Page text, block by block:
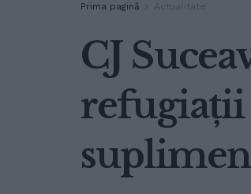
Prima pagină Actualitate
CJ
refugiaţii